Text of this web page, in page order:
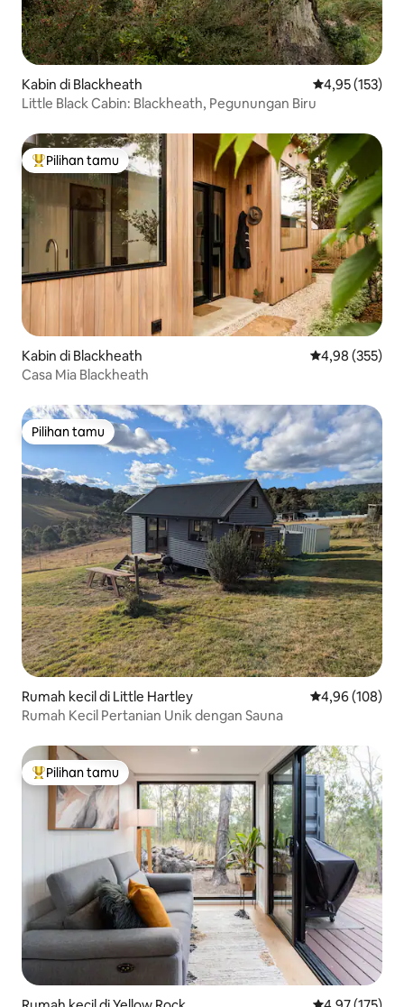
Kabin di Blackheath Nilai rata-rata
4,95 (153)
Little Black Cabin: Blackheath, Pegunungan Biru
Pilihan tamu terpopuler
Pilihan tamu
Kabin di Blackheath Nilai rata-rata
4,98 (355)
Casa Mia Blackheath
Pilihan tamu
Pilihan tamu
Rumah kecil di Little Hartley Nilai rata-rata
4,96 (108)
Rumah Kecil Pertanian Unik dengan Sauna
Pilihan tamu terpopuler
Pilihan tamu